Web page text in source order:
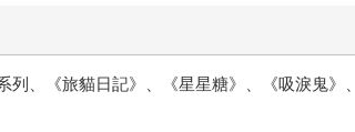
、《旅貓日記》、《星星糖》、《吸淚鬼》